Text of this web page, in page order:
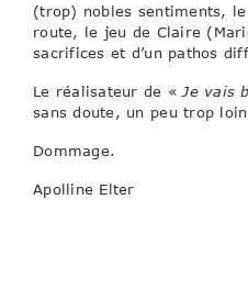
(trop) nobles sentiments,
route, le jeu de Claire
sacrifices et d’un pathos
Le réalisateur de « Je vais
sans doute, un peu trop
Dommage.
Apolline Elter